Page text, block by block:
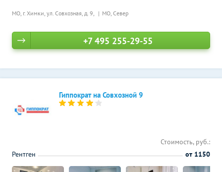
МО, г. Химки, ул. Совхозная, д. 9, МО, Север
+7 495 255-29-55
Гиппократ на Совхозной 9
Стоимость, руб.:
Рентген
от 1150